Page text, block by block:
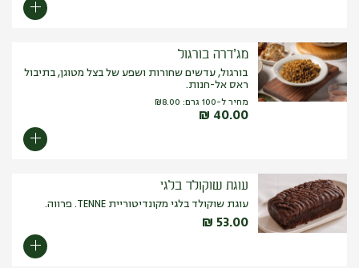
מג’דרה בורגול
בורגול, עדשים שחורות ושפע של בצל מטוגן, בתיבול
ראס אל-חנות.
מחיר ל-100 גרם: ₪8.00
₪ 40.00
עוגת שוקולד בלגי
עוגת שוקולד בלגי מקונדיטוריית TENNE. פרווה.
₪ 53.00